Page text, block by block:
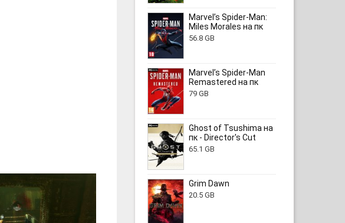
Marvel’s Spider-Man:
Miles Morales на пк
56.8 GB
Marvel’s Spider-Man
Remastered на пк
79 GB
Ghost of Tsushima на
пк - Director's Cut
65.1 GB
Grim Dawn
20.5 GB